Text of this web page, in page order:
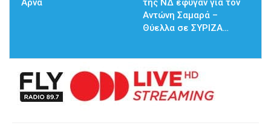
Άρνα
της ΝΔ έφυγαν για τον
Αντώνη Σαμαρά –
Θύελλα σε ΣΥΡΙΖΑ…